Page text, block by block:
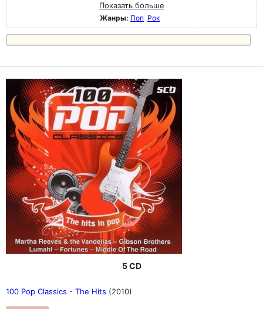
Показать больше
Жанры: Поп Рок
5 CD
100 Pop Classics - The Hits (2010)